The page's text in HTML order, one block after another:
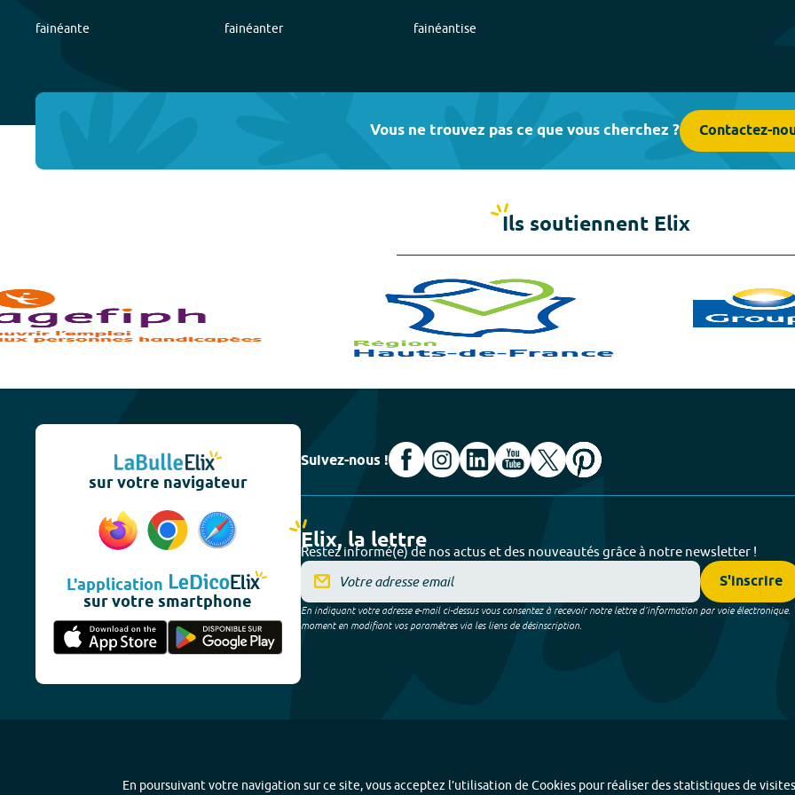
fainéante fainéanter fainéantise
Vous ne trouvez pas ce que vous cherchez ? Contactez-
Ils soutiennent Elix
sur votre navigateur
L'application
sur votre smartphone
Suivez-nous !
Elix, la lettre
Restez informé(e) de nos actus et des nouveautés grâce à notre newsletter !
S'inscrire
En indiquant votre adresse e-mail ci-dessus vous consentez à recevoir notre lettre d’information par voie électronique.
moment en modifiant vos paramètres via les liens de désinscription.
En poursuivant votre navigation sur ce site, vous acceptez l’utilisation de Cookies pour réaliser des statistiques de visites